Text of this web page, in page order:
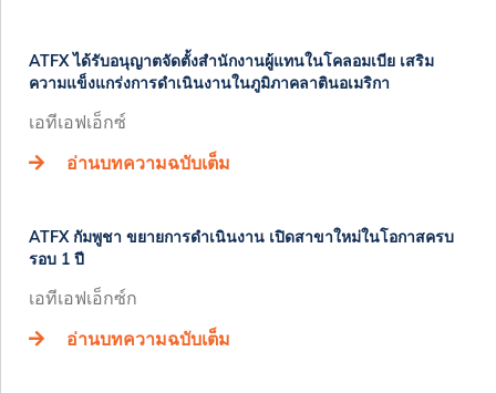
​​ATFX ได้รับอนุญาตจัดตั้งสำนักงานผู้แทนในโคลอมเบีย เสริม
ความแข็งแกร่งการดำเนินงานในภูมิภาคลาตินอเมริกา ​
​เอทีเอฟเอ็กซ์
อ่านบทความฉบับเต็ม
ATFX กัมพูชา ขยายการดำเนินงาน เปิดสาขาใหม่ในโอกาสครบ
รอบ 1 ปี
เอทีเอฟเอ็กซ์ก
อ่านบทความฉบับเต็ม